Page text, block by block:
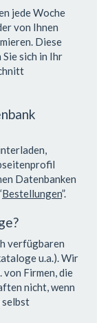
jede Woche
von Ihnen
Diese
sich in Ihr
Datenbanken
Bestellungen”.
verfügbaren
u.a.). Wir
von Firmen, die
nicht, wenn
selbst